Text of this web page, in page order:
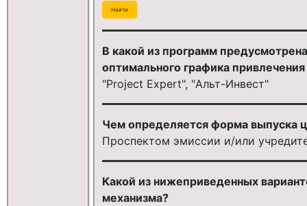
В какой из программ
оптимального графика
"Project Expert", "Альт-Инвест"
Чем определяется форма выпуска
Проспектом эмиссии и/или
Какой из нижеприведенных
механизма?